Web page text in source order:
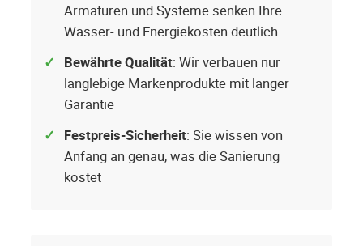
Armaturen und Systeme senken Ihre
Wasser- und Energiekosten deutlich
Bewährte Qualität: Wir verbauen nur
langlebige Markenprodukte mit langer
Garantie
Festpreis-Sicherheit: Sie wissen von
Anfang an genau, was die Sanierung
kostet